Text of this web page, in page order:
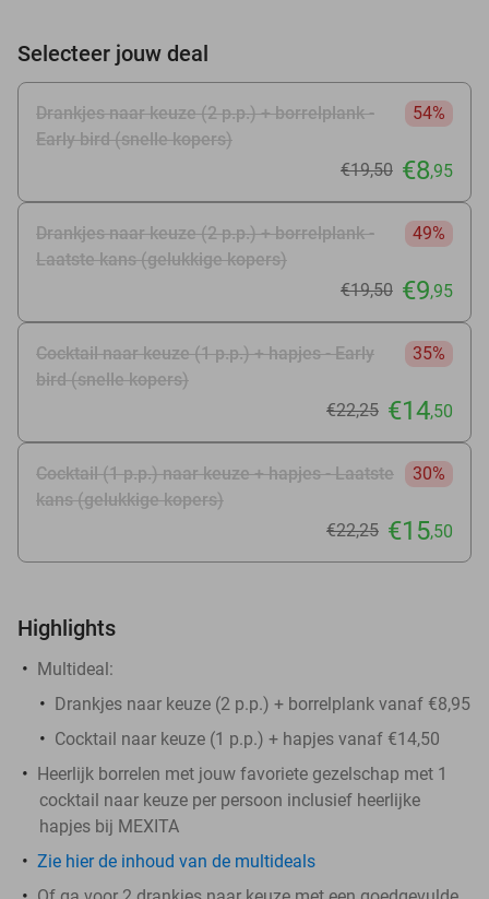
Selecteer jouw deal
Drankjes naar keuze (2 p.p.) + borrelplank -
Early bird (snelle kopers)
54%
€19,50 €8,95
Drankjes naar keuze (2 p.p.) + borrelplank -
Laatste kans (gelukkige kopers)
49%
€19,50 €9,95
Cocktail naar keuze (1 p.p.) + hapjes - Early
bird (snelle kopers)
35%
€22,25 €14,50
Cocktail (1 p.p.) naar keuze + hapjes - Laatste
kans (gelukkige kopers)
30%
€22,25 €15,50
Highlights
Multideal:
Drankjes naar keuze (2 p.p.) + borrelplank vanaf €8,95
Cocktail naar keuze (1 p.p.) + hapjes vanaf €14,50
Heerlijk borrelen met jouw favoriete gezelschap met 1
cocktail naar keuze per persoon inclusief heerlijke
hapjes bij MEXITA
Zie hier de inhoud van de multideals